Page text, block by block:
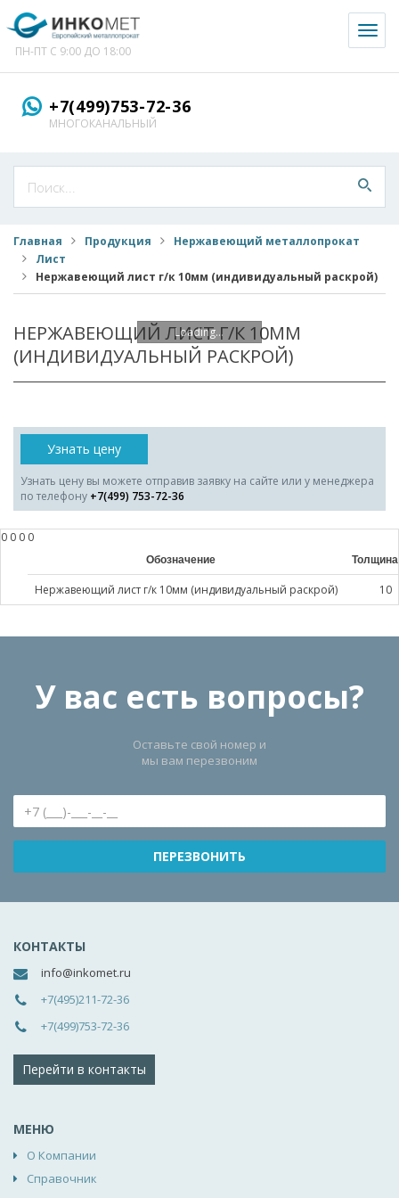
ПН-ПТ С 9:00 ДО 18:00
+7(499)753-72-36
МНОГОКАНАЛЬНЫЙ
Главная Продукция
Нержавеющий металлопрокат
Лист
Нержавеющий лист г/к 10мм (индивидуальный раскрой)
Loading...
НЕРЖАВЕЮЩИЙ ЛИСТ Г/К 10ММ
(ИНДИВИДУАЛЬНЫЙ РАСКРОЙ)
Узнать цену
Узнать цену вы можете отправив заявку на сайте или у менеджера
по телефону +7(499) 753-72-36
0 0 0 0
Обозначение
Нержавеющий лист г/к 10мм (индивидуальный раскрой) 10
У вас есть вопросы?
Оставьте свой номер и
мы вам перезвоним
КОНТАКТЫ
info@inkomet.ru
+7(495)211-72-36
+7(499)753-72-36
Перейти в контакты
МЕНЮ
О Компании
Справочник